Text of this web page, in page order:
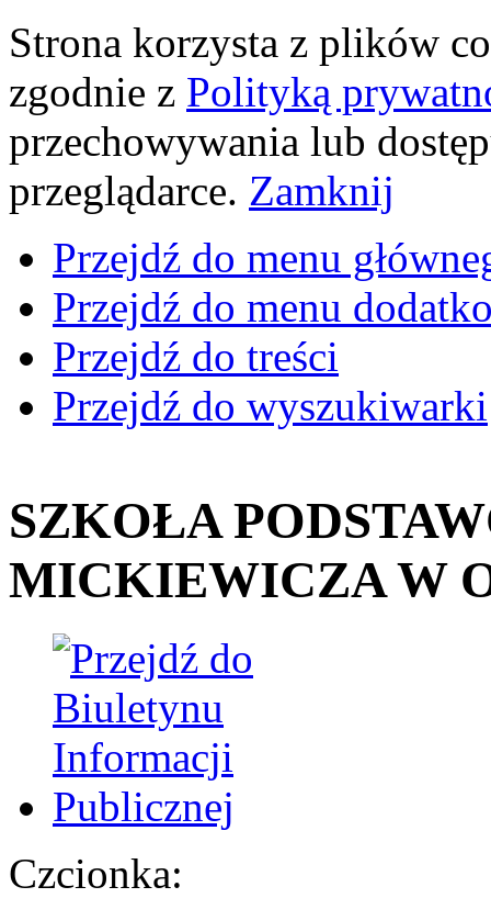
Strona korzysta z plików
zgodnie z Polityką
przechowywania lub
przeglądarce. Zamknij
Przejdź do menu
Przejdź do menu
Przejdź do treści
Przejdź do wyszukiwarki
SZKOŁA
MICKIEWICZA W
Czcionka: